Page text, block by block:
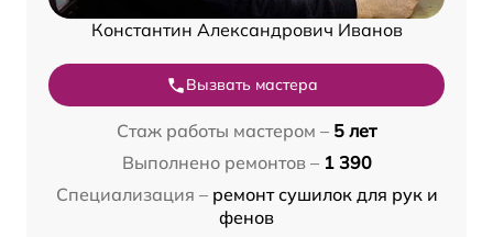
Константин Александрович Иванов
Вызвать мастера
Стаж работы мастером – 5 лет
Выполнено ремонтов – 1 390
Специализация – ремонт сушилок для рук и
фенов